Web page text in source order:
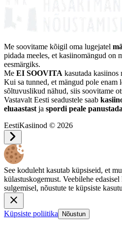
Me soovitame kõigil oma lugejatel
pidada meeles, et kasiinomängud on
eesmärgiks.
Me EI SOOVITA kasutada kasiinos
Kui sa tunned, et mängud pole enam
sõltuvuslikud nähud, siis soovitame
Vastavalt Eesti seadustele saab
eluaastast ja spordi peale
EestiKasiinod © 2026
See koduleht kasutab küpsiseid, et
külastuskogemust. Veebilehe
sulgemisel, nõustute te küpsiste
Küpsiste poliitika Nõustun